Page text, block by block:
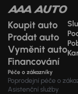
Koupit auto
Prodat auto
Vyměnit auto
Financování
Péče o zákazníky
Poprodejní péče o
Asistenční služby